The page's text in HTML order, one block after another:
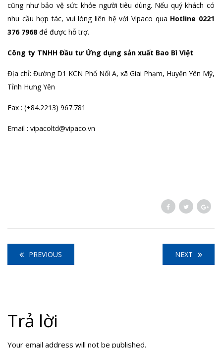
cũng như bảo vệ sức khỏe người tiêu dùng. Nếu quý khách có
nhu cầu hợp tác, vui lòng liên hệ với Vipaco qua Hotline 0221
376 7968 để được hỗ trợ.
Công ty TNHH Đầu tư Ứng dụng sản xuất Bao Bì Việt
Địa chỉ: Đường D1 KCN Phố Nối A, xã Giai Phạm, Huyện Yên Mỹ,
Tỉnh Hưng Yên
Fax : (+84.2213) 967.781
Email : vipacoltd@vipaco.vn
PREVIOUS NEXT
Trả lời
Your email address will not be published.